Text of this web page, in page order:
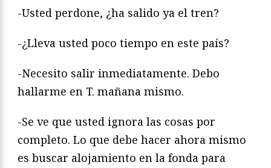
-Usted perdone, ¿ha salido ya el tren?
-¿Lleva usted poco tiempo en este país?
-Necesito salir inmediatamente. Debo
hallarme en T. mañana mismo.
-Se ve que usted ignora las cosas por
completo. Lo que debe hacer ahora mismo
es buscar alojamiento en la fonda para